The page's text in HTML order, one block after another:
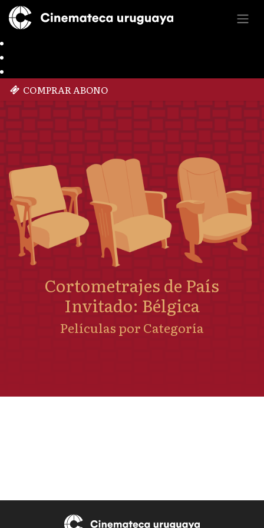
COMPRAR ABONO
Cortometrajes de País
Invitado: Bélgica
Películas por Categoría